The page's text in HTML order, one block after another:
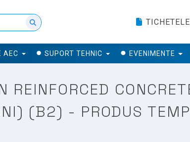
AEC SUPORT TEHNIC EVENIMENTE
REINFORCED
(B2) - PRODUS